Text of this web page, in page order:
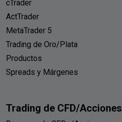
cTrader
ActTrader
MetaTrader 5
Trading de Oro/Plata
Productos
Spreads y Márgenes
Trading de CFD/Acciones